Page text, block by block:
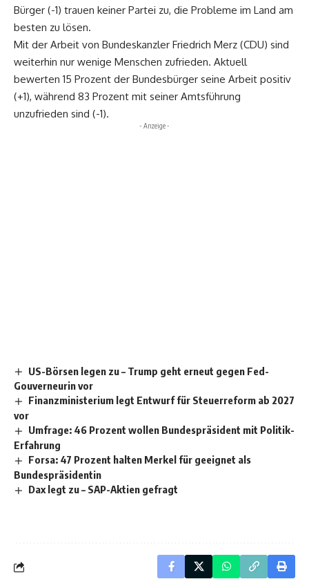
Bürger (-1) trauen keiner Partei zu, die Probleme im Land am
besten zu lösen.
Mit der Arbeit von Bundeskanzler Friedrich Merz (CDU) sind
weiterhin nur wenige Menschen zufrieden. Aktuell
bewerten 15 Prozent der Bundesbürger seine Arbeit positiv
(+1), während 83 Prozent mit seiner Amtsführung
unzufrieden sind (-1).
- Anzeige -
US-Börsen legen zu – Trump geht erneut gegen Fed-
Gouverneurin vor
Finanzministerium legt Entwurf für Steuerreform ab 2027
vor
Umfrage: 46 Prozent wollen Bundespräsident mit Politik-
Erfahrung
Forsa: 47 Prozent halten Merkel für geeignet als
Bundespräsidentin
Dax legt zu – SAP-Aktien gefragt